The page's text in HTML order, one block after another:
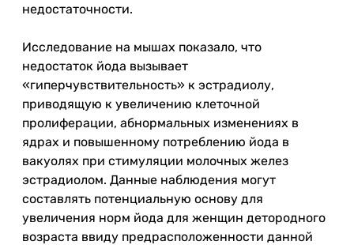
недостаточности.
Исследование на мышах показало, что
недостаток йода вызывает
«гиперчувствительность» к эстрадиолу,
приводящую к увеличению клеточной
пролиферации, абнормальных изменениях в
ядрах и повышенному потреблению йода в
вакуолях при стимуляции молочных желез
эстрадиолом. Данные наблюдения могут
составлять потенциальную основу для
увеличения норм йода для женщин детородного
возраста ввиду предрасположенности данной